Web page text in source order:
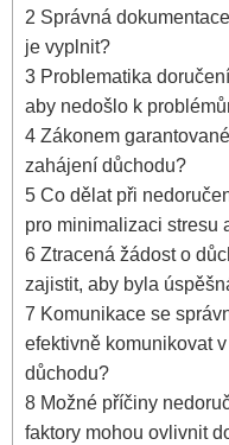
2 Správná
je vyplnit?
3 Problematika
aby nedošlo k
4 Zákonem
zahájení důchodu?
5 Co dělat při
pro minimalizaci stresu
6 Ztracená žádost o
zajistit, aby byla
7 Komunikace se
efektivně komunikovat
důchodu?
8 Možné příčiny
faktory mohou ovlivnit